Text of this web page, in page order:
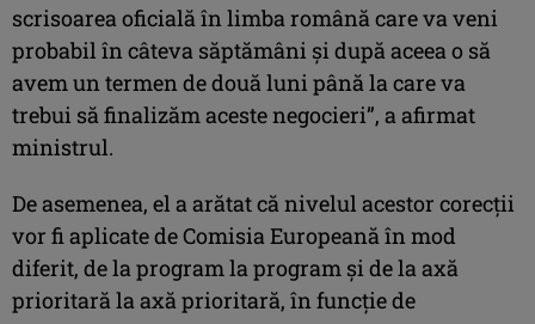
scrisoarea oficială în limba română care va veni
probabil în câteva săptămâni şi după aceea o să
avem un termen de două luni până la care va
trebui să finalizăm aceste negocieri”, a afirmat
ministrul.
De asemenea, el a arătat că nivelul acestor corecţii
vor fi aplicate de Comisia Europeană în mod
diferit, de la program la program şi de la axă
prioritară la axă prioritară, în funcţie de